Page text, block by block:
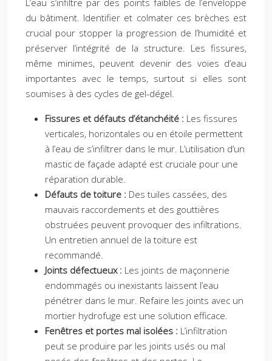
L’eau s’infiltre par des points faibles de l’enveloppe
du bâtiment. Identifier et colmater ces brèches est
crucial pour stopper la progression de l’humidité et
préserver l’intégrité de la structure. Les fissures,
même minimes, peuvent devenir des voies d’eau
importantes avec le temps, surtout si elles sont
soumises à des cycles de gel-dégel.
Fissures et défauts d’étanchéité : Les fissures
verticales, horizontales ou en étoile permettent
à l’eau de s’infiltrer dans le mur. L’utilisation d’un
mastic de façade adapté est cruciale pour une
réparation durable.
Défauts de toiture : Des tuiles cassées, des
mauvais raccordements et des gouttières
obstruées peuvent provoquer des infiltrations.
Un entretien annuel de la toiture est
recommandé.
Joints défectueux : Les joints de maçonnerie
endommagés ou inexistants laissent l’eau
pénétrer dans le mur. Refaire les joints avec un
mortier hydrofuge est une solution efficace.
Fenêtres et portes mal isolées : L’infiltration
peut se produire par les joints usés ou mal